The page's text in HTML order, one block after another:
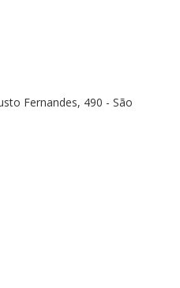
Fernandes, 490 - São